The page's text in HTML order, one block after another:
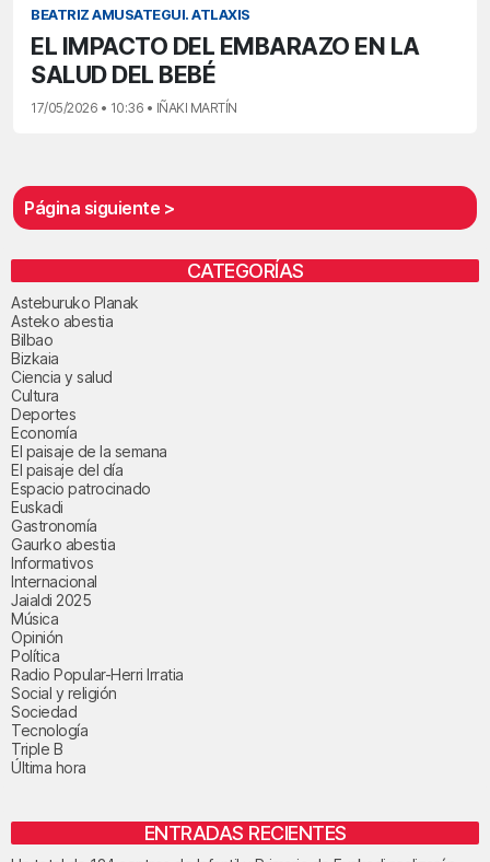
BEATRIZ AMUSATEGUI. ATLAXIS
EL IMPACTO DEL EMBARAZO EN LA
SALUD DEL BEBÉ
17/05/2026 • 10:36 • IÑAKI MARTÍN
Página siguiente >
CATEGORÍAS
Asteburuko Planak
Asteko abestia
Bilbao
Bizkaia
Ciencia y salud
Cultura
Deportes
Economía
El paisaje de la semana
El paisaje del día
Espacio patrocinado
Euskadi
Gastronomía
Gaurko abestia
Informativos
Internacional
Jaialdi 2025
Música
Opinión
Política
Radio Popular-Herri Irratia
Social y religión
Sociedad
Tecnología
Triple B
Última hora
ENTRADAS RECIENTES